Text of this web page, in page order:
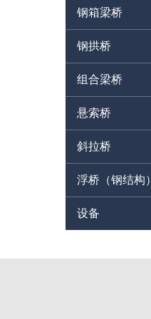
钢箱梁桥
钢拱桥
组合梁桥
悬索桥
斜拉桥
浮桥（钢结构）
设备